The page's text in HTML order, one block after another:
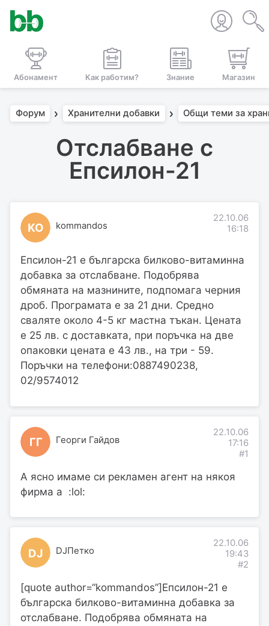
Абонамент Как работим? Знание Магазин
Форум Хранителни добавки Общи теми за
Отслабване с
Епсилон-21
KO kommandos
22.10.06
16:18
Епсилон-21 е българска билково-витаминна
добавка за отслабване. Подобрява
обмяната на мазнините, подпомага черния
дроб. Програмата е за 21 дни. Средно
сваляте около 4-5 кг мастна тъкан. Цената
е 25 лв. с доставката, при поръчка на две
опаковки цената е 43 лв., на три - 59.
Поръчки на телефони:0887490238,
02/9574012
ГГ Георги Гайдов
22.10.06
17:16
#1
А ясно имаме си рекламен агент на някоя
фирма а :lol:
DJ DJПетко
22.10.06
19:43
#2
[quote author=“kommandos”]Епсилон-21 е
българска билково-витаминна добавка за
отслабване. Подобрява обмяната на